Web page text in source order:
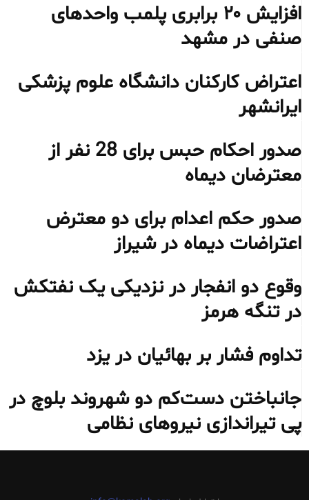
افزایش ۲۰ برابری پلمب واحدهای
صنفی در مشهد
اعتراض کارکنان دانشگاه علوم پزشکی
ایرانشهر
صدور احکام حبس برای 28 نفر از
معترضان دیماه
صدور حکم اعدام برای دو معترض
اعتراضات دیماه در شیراز
وقوع دو انفجار در نزدیکی یک نفتکش
در تنگه هرمز
تداوم فشار بر بهائیان در یزد
جانباختن دست‌کم دو شهروند بلوچ در
پی تیراندازی نیروهای نظامی